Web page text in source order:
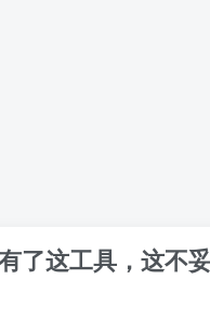
了这工具，这不